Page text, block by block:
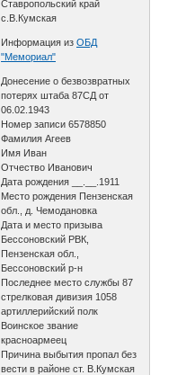
Ставропольский край
с.В.Кумская
Информация изОБД
"Мемориал"
Донесение о безвозвратных
потерях штаба 87СД от
06.02.1943
Номер записи 6578850
Фамилия Агеев
Имя Иван
Отчество Иванович
Дата рождения __.__.1911
Место рождения Пензенская
обл., д. Чемодановка
Дата и место призыва
Бессоновский РВК,
Пензенская обл.,
Бессоновский р-н
Последнее место службы 87
стрелковая дивизия 1058
артиллерийский полк
Воинское звание
красноармеец
Причина выбытия пропал без
вести в районе ст. В.Кумская